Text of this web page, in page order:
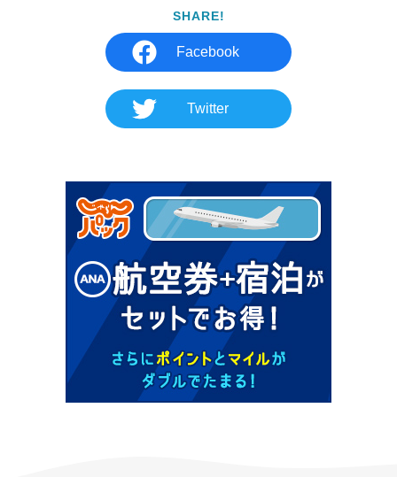
SHARE!
Facebook
Twitter